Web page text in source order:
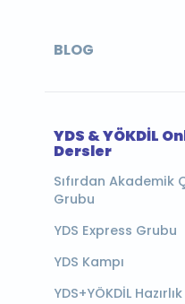
BLOG
YDS & YÖKDİL
Dersler
Sıfırdan Akademik
Grubu
YDS Express Grubu
YDS Kampı
YDS+YÖKDİL